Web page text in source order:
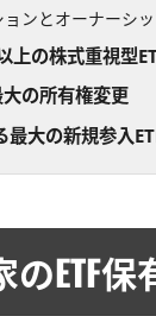
ンとオーナーシ
上の株式重視型
の所有権変更
最大の新規参入
ETF